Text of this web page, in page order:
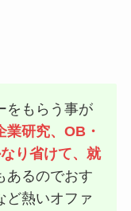
をもらう事が
業研究、OB・
り省けて、就
あるのでおす
ど熱いオファ